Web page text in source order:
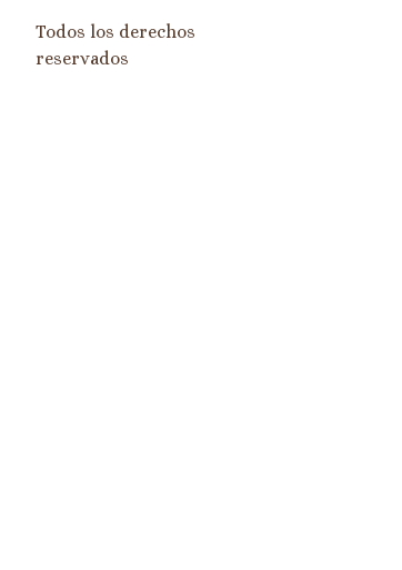
Todos los derechos
reservados